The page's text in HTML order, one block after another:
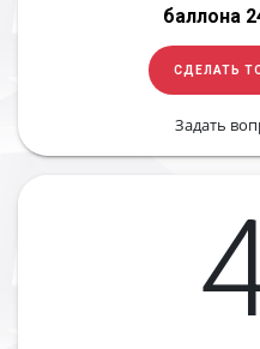
баллона
СДЕЛАТЬ
Задать